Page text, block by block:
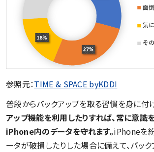
参照元：TIME & SPACE byKDDI
普段からバックアップを取る習慣を身に付
アップ機能を利用したりすれば、常に意識
iPhone内のデータを守れます。iPhoneを
ータが破損したりした場合に備えて、バッ